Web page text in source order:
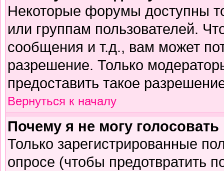
Некоторые форумы доступны
или группам пользователей.
сообщения и т.д., вам может
разрешение. Только
предоставить такое
Вернуться к началу
Почему я не могу
Только зарегистрированные
опросе (чтобы предотвратить